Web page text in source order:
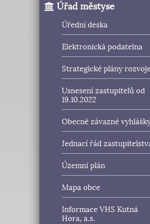
Úřad městyse
Úřední deska
Elektronická podatelna
Strategické plány
Usnesení zastupitelů od
19.10.2022
Obecně závazné
Jednací řád
Územní plán
Mapa obce
Informace VHS Kutná
Hora, a.s.